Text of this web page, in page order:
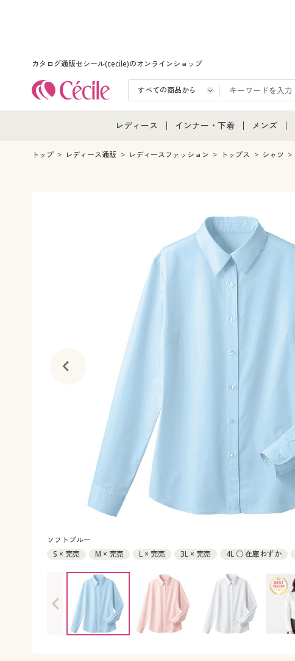
カタログ通販セシール(cecile)のオンラインショップ
レディース
レディース通販すべて
インナー・下着
インナー・下着通販すべて
ジュニア・ティーンズ下着
メンズ
メンズ通
トップ レディース通販 レディースファッション トップス シャツ
ソフトブルー
S × 完売
M × 完売 L × 完売 3L × 完売 4L ○ 在庫わずか